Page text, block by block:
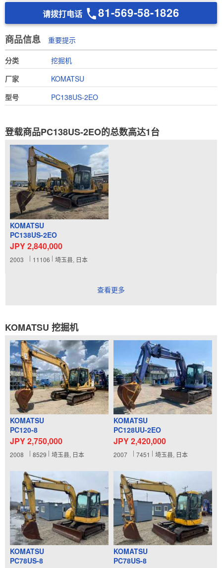
请拨打电话 81-569-58-1826
商品信息 重要提示
分类
挖掘机
厂家
KOMATSU
型号
PC138US-2EO
登载商品PC138US-2EO的总数高达1台
KOMATSU
PC138US-2EO
JPY 2,840,000
2003 11106 埼玉县, 日本
查看更多
KOMATSU 挖掘机
KOMATSU
PC120-8
JPY 2,750,000
2008 8529 埼玉县, 日本
KOMATSU
PC128UU-2EO
JPY 2,420,000
2007 7451 埼玉县, 日本
KOMATSU
PC78US-8
KOMATSU
PC78US-8